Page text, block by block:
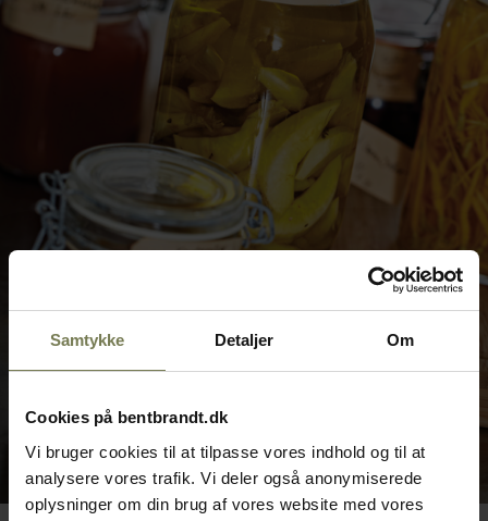
Samtykke Detaljer Om
Cookies på bentbrandt.dk
Vi bruger cookies til at tilpasse vores indhold og til at
analysere vores trafik. Vi deler også anonymiserede
oplysninger om din brug af vores website med vores